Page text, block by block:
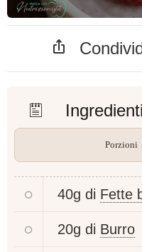
Ingredienti
Porzioni
40g di Fette
20g di Burro